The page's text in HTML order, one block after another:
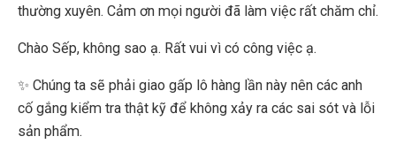
thường xuyên. Cảm ơn mọi người đã làm việc rất chăm chỉ.
Chào Sếp, không sao ạ. Rất vui vì có công việc ạ.
✨ Chúng ta sẽ phải giao gấp lô hàng lần này nên các anh
cố gắng kiểm tra thật kỹ để không xảy ra các sai sót và lỗi
sản phẩm.